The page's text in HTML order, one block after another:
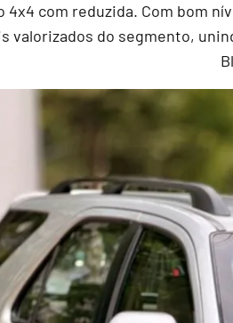
com reduzida. Com bom
valorizados do segmento,